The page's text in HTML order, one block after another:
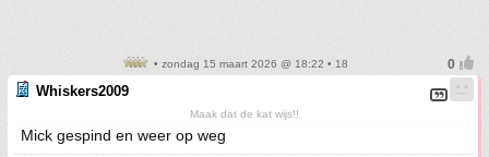
• zondag 15 maart 2026 @ 18:22 • 18
Whiskers2009
Maak dat de kat wijs!!
Mick gespind en weer op weg